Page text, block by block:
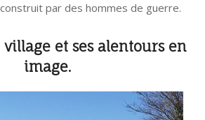
par des hommes de guerre.
village et ses alentours en
image.